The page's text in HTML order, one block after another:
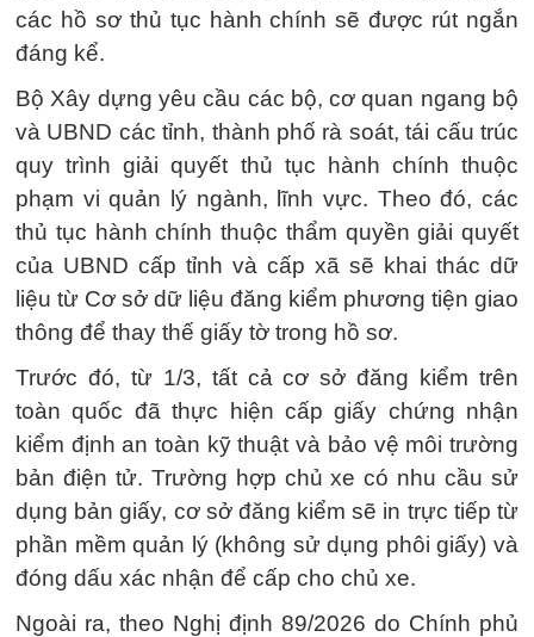
các hồ sơ thủ tục hành chính sẽ được rút ngắn
đáng kể.
Bộ Xây dựng yêu cầu các bộ, cơ quan ngang bộ
và UBND các tỉnh, thành phố rà soát, tái cấu trúc
quy trình giải quyết thủ tục hành chính thuộc
phạm vi quản lý ngành, lĩnh vực. Theo đó, các
thủ tục hành chính thuộc thẩm quyền giải quyết
của UBND cấp tỉnh và cấp xã sẽ khai thác dữ
liệu từ Cơ sở dữ liệu đăng kiểm phương tiện giao
thông để thay thế giấy tờ trong hồ sơ.
Trước đó, từ 1/3, tất cả cơ sở đăng kiểm trên
toàn quốc đã thực hiện cấp giấy chứng nhận
kiểm định an toàn kỹ thuật và bảo vệ môi trường
bản điện tử. Trường hợp chủ xe có nhu cầu sử
dụng bản giấy, cơ sở đăng kiểm sẽ in trực tiếp từ
phần mềm quản lý (không sử dụng phôi giấy) và
đóng dấu xác nhận để cấp cho chủ xe.
Ngoài ra, theo Nghị định 89/2026 do Chính phủ